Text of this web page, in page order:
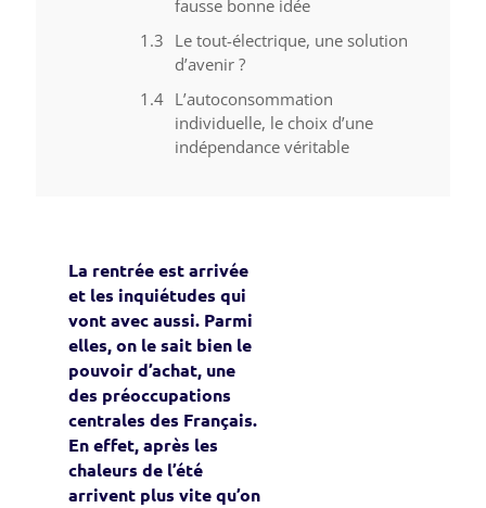
fausse bonne idée
Le tout-électrique, une solution
d’avenir ?
L’autoconsommation
individuelle, le choix d’une
indépendance véritable
La rentrée est arrivée
et les inquiétudes qui
vont avec aussi. Parmi
elles, on le sait bien le
pouvoir d’achat, une
des préoccupations
centrales des Français.
En effet, après les
chaleurs de l’été
arrivent plus vite qu’on